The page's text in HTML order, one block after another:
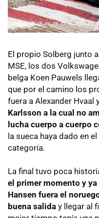
El propio Solberg junto
MSE, los dos
belga Koen Pauwels
que por el camino los
fuera a Alexander Hvaal
Karlsson a la cual no
lucha cuerpo a cuerpo
la sueca haya dado en
categoría.
La final tuvo poca
el primer momento y
Hansen fuera el
buena salida y llegar al